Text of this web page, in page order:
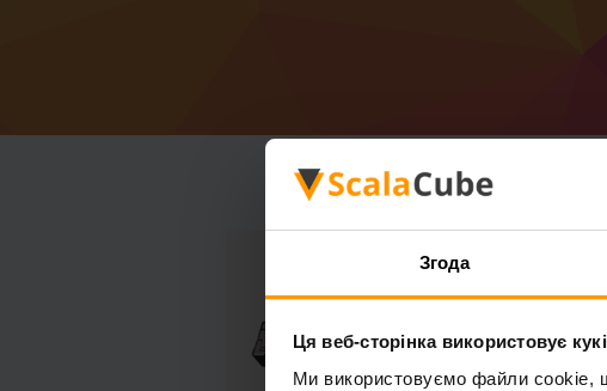
Згода
Ця веб-сторінка використовує кукі
Ми використовуємо файли cookie,